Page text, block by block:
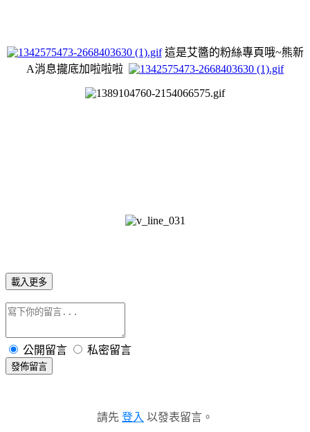
這是艾醬的粉絲專頁哦~熊新
A消息攏底加啦啦啦
載入更多
公開留言 私密留言
發佈留言
請先 登入 以發表留言。